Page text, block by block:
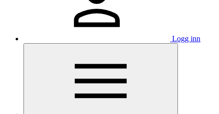
Logg inn